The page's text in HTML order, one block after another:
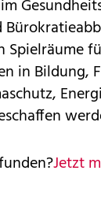
Spielräume
in Bildung,
Jetzt